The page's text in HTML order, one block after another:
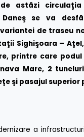
astăzi
Daneş se va
de traseu
Sighişoara –
printre care
Mare, 2
şi pasajul superior
a